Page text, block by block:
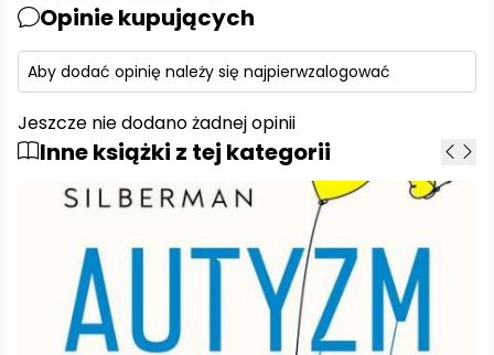
Opinie kupujących
Aby dodać opinię należy się najpierwzalogować
Jeszcze nie dodano żadnej opinii
Inne książki z tej kategorii